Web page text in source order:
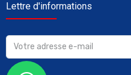
Lettre d'informations